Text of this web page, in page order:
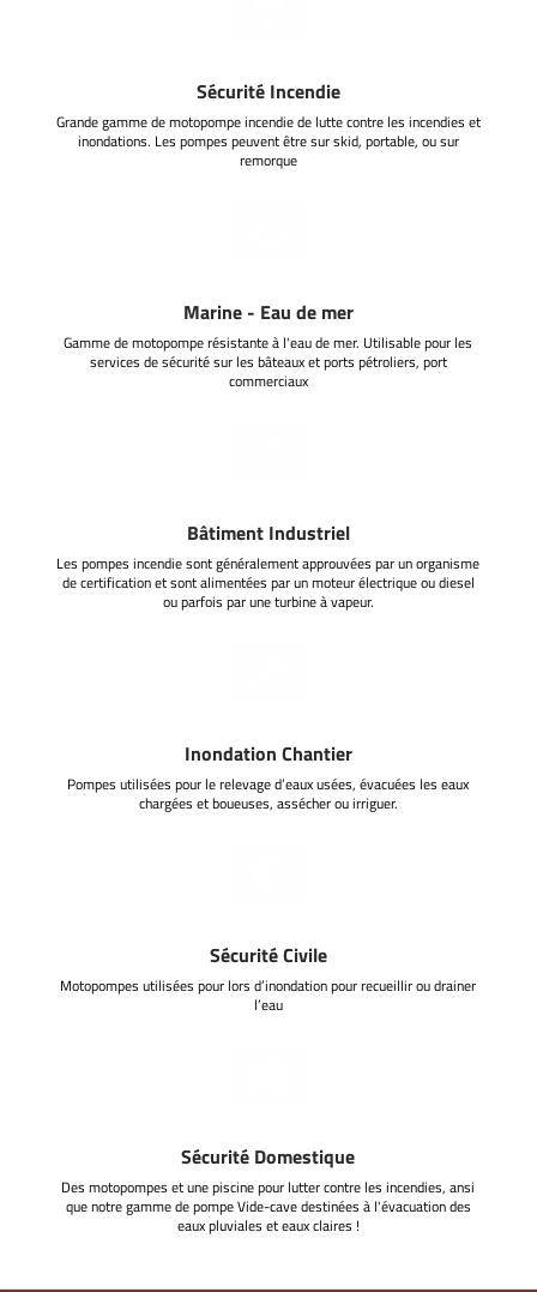
Sécurité Incendie
Grande gamme de motopompe incendie de lutte contre les incendies et
inondations. Les pompes peuvent être sur skid, portable, ou sur
remorque
Marine - Eau de mer
Gamme de motopompe résistante à l'eau de mer. Utilisable pour les
services de sécurité sur les bâteaux et ports pétroliers, port
commerciaux
Bâtiment Industriel
Les pompes incendie sont généralement approuvées par un organisme
de certification et sont alimentées par un moteur électrique ou diesel
ou parfois par une turbine à vapeur.
Inondation Chantier
Pompes utilisées pour le relevage d’eaux usées, évacuées les eaux
chargées et boueuses, assécher ou irriguer.
Sécurité Civile
Motopompes utilisées pour lors d’inondation pour recueillir ou drainer
l’eau
Sécurité Domestique
Des motopompes et une piscine pour lutter contre les incendies, ansi
que notre gamme de pompe Vide-cave destinées à l'évacuation des
eaux pluviales et eaux claires !